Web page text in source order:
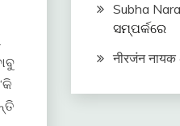
Subha
ସମ୍ପର୍କରେ
नीरजंन नायक